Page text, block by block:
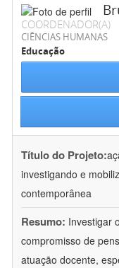
COORDENADOR(A)
CIÊNCIAS HUMANAS
Educação
Título do Projeto:
investigando e
contemporânea
Resumo: Investigar
compromisso de
atuação docente,